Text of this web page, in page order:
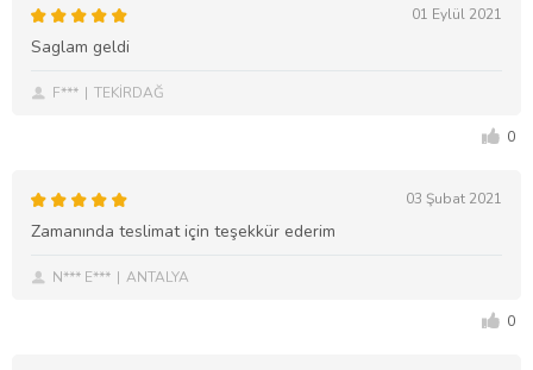
01 Eylül 2021
Saglam geldi
F*** TEKİRDAĞ
0
03 Şubat 2021
Zamanında teslimat için teşekkür ederim
N*** E*** ANTALYA
0